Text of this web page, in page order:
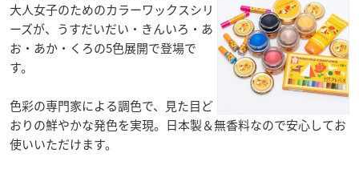
大人女子のためのカラーワックスシリ
ーズが、うすだいだい・きんいろ・あ
お・あか・くろの5色展開で登場で
す。
色彩の専門家による調色で、見た目ど
おりの鮮やかな発色を実現。日本製＆無香料なので安心してお
使いいただけます。